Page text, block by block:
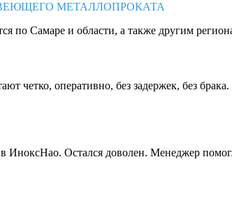
МЕТАЛЛОПРОКАТА
по Самаре и области, а также другим
четко, оперативно, без задержек, без
ИноксНао. Остался доволен. Менеджер